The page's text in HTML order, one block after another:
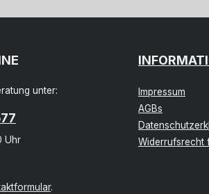
unter:
Uhr
.
Impressum
AGBs
Widerrufsrecht